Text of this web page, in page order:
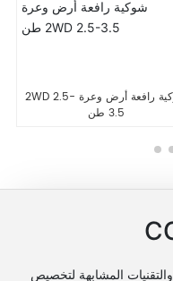
شوكية رافعة أرض وعرة 2WD 2.5-
3.5 طن
المشابهة لتخصيص